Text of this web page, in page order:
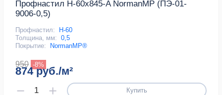
Профнастил Н-60x845-A NormanMP (ПЭ-01-
9006-0,5)
Профнастил:
Н-60
Толщина, мм: 0,5
Покрытие:
NormanMP®
950 -8%
874 руб./м²
Купить